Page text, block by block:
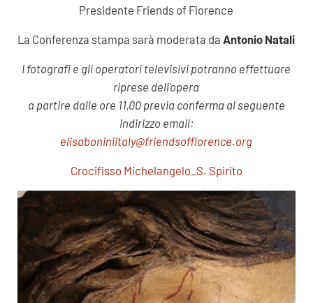
Presidente Friends of Florence
La Conferenza stampa sarà moderata daAntonio Natali
I fotografi e gli operatori televisivi potranno effettuare
riprese dell’opera
a partire dalle ore 11,00 previa conferma al seguente
indirizzo email:
elisaboniniitaly@friendsofflorence.org
Crocifisso Michelangelo_S. Spirito